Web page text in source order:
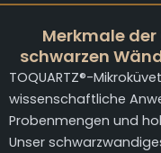
Merkmale
schwarzen
TOQUARTZ®-
wissenschaftliche
Probenmengen und
Unser